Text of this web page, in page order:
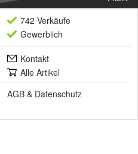
742 Verkäufe
Gewerblich
Kontakt
Alle Artikel
AGB & Datenschutz